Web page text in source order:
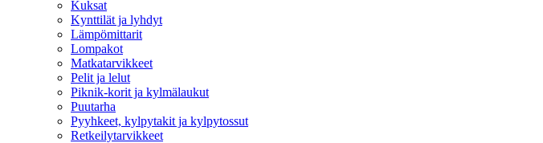
Kuksat
Kynttilät ja lyhdyt
Lämpömittarit
Lompakot
Matkatarvikkeet
Pelit ja lelut
Piknik-korit ja kylmälaukut
Puutarha
Pyyhkeet, kylpytakit ja kylpytossut
Retkeilytarvikkeet